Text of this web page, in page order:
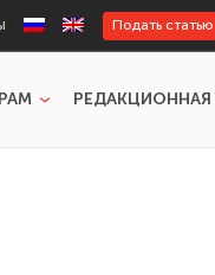
Подать статью